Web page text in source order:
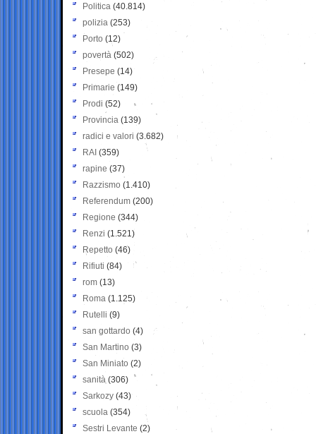
Politica (40.814)
polizia (253)
Porto (12)
povertà (502)
Presepe (14)
Primarie (149)
Prodi (52)
Provincia (139)
radici e valori (3.682)
RAI (359)
rapine (37)
Razzismo (1.410)
Referendum (200)
Regione (344)
Renzi (1.521)
Repetto (46)
Rifiuti (84)
rom (13)
Roma (1.125)
Rutelli (9)
san gottardo (4)
San Martino (3)
San Miniato (2)
sanità (306)
Sarkozy (43)
scuola (354)
Sestri Levante (2)